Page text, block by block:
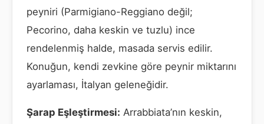
peyniri (Parmigiano-Reggiano değil;
Pecorino, daha keskin ve tuzlu) ince
rendelenmiş halde, masada servis edilir.
Konuğun, kendi zevkine göre peynir miktarını
ayarlaması, İtalyan geleneğidir.
Şarap Eşleştirmesi: Arrabbiata’nın keskin,